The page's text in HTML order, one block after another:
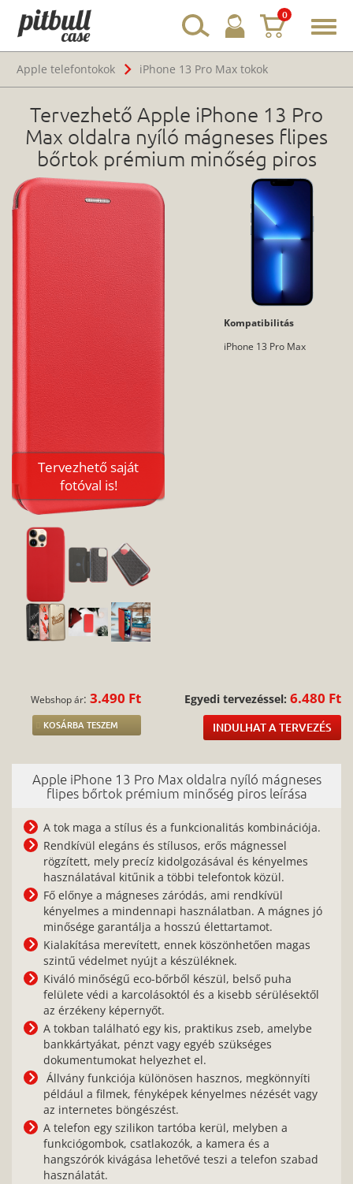
0
Apple telefontokok
iPhone 13 Pro Max tokok
Tervezhető Apple iPhone 13 Pro
Max oldalra nyíló mágneses flipes
bőrtok prémium minőség piros
Tervezhető saját
fotóval is!
Kompatibilitás
iPhone 13 Pro Max
Webshop ár:3.490 Ft
KOSÁRBA TESZEM
Egyedi tervezéssel: 6.480 Ft
INDULHAT A TERVEZÉS
Apple iPhone 13 Pro Max oldalra nyíló mágneses
flipes bőrtok prémium minőség piros leírása
A tok maga a stílus és a funkcionalitás kombinációja.
Rendkívül elegáns és stílusos, erős mágnessel
rögzített, mely precíz kidolgozásával és kényelmes
használatával kitűnik a többi telefontok közül.
Fő előnye a mágneses záródás, ami rendkívül
kényelmes a mindennapi használatban. A mágnes jó
minősége garantálja a hosszú élettartamot.
Kialakítása merevített, ennek köszönhetően magas
szintű védelmet nyújt a készüléknek.
Kiváló minőségű eco-bőrből készül, belső puha
felülete védi a karcolásoktól és a kisebb sérülésektől
az érzékeny képernyőt.
A tokban található egy kis, praktikus zseb, amelybe
bankkártyákat, pénzt vagy egyéb szükséges
dokumentumokat helyezhet el.
Állvány funkciója különösen hasznos, megkönnyíti
például a filmek, fényképek kényelmes nézését vagy
az internetes böngészést.
A telefon egy szilikon tartóba kerül, melyben a
funkciógombok, csatlakozók, a kamera és a
hangszórók kivágása lehetővé teszi a telefon szabad
használatát.